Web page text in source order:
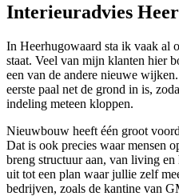
Interieuradvies
In Heerhugowaard sta ik vaak al
staat. Veel van mijn klanten hier
een van de andere nieuwe
eerste paal net de grond in is,
indeling meteen kloppen.
Nieuwbouw heeft één groot
Dat is ook precies waar mensen
breng structuur aan, van living
uit tot een plan waar jullie zelf
bedrijven, zoals de kantine van